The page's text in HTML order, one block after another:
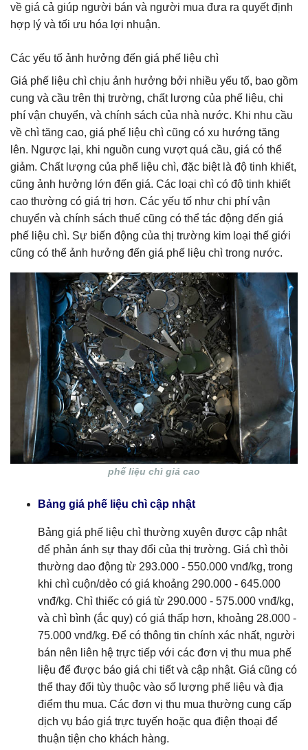
về giá cả giúp người bán và người mua đưa ra quyết định
hợp lý và tối ưu hóa lợi nhuận.
Các yếu tố ảnh hưởng đến giá phế liệu chì
Giá phế liệu chì chịu ảnh hưởng bởi nhiều yếu tố, bao gồm
cung và cầu trên thị trường, chất lượng của phế liệu, chi
phí vận chuyển, và chính sách của nhà nước. Khi nhu cầu
về chì tăng cao, giá phế liệu chì cũng có xu hướng tăng
lên. Ngược lại, khi nguồn cung vượt quá cầu, giá có thể
giảm. Chất lượng của phế liệu chì, đặc biệt là độ tinh khiết,
cũng ảnh hưởng lớn đến giá. Các loại chì có độ tinh khiết
cao thường có giá trị hơn. Các yếu tố như chi phí vận
chuyển và chính sách thuế cũng có thể tác động đến giá
phế liệu chì. Sự biến động của thị trường kim loại thế giới
cũng có thể ảnh hưởng đến giá phế liệu chì trong nước.
phế liệu chì giá cao
Bảng giá phế liệu chì cập nhật
Bảng giá phế liệu chì thường xuyên được cập nhật
để phản ánh sự thay đổi của thị trường. Giá chì thỏi
thường dao động từ 293.000 - 550.000 vnđ/kg, trong
khi chì cuộn/dẻo có giá khoảng 290.000 - 645.000
vnđ/kg. Chì thiếc có giá từ 290.000 - 575.000 vnđ/kg,
và chì bình (ắc quy) có giá thấp hơn, khoảng 28.000 -
75.000 vnđ/kg. Để có thông tin chính xác nhất, người
bán nên liên hệ trực tiếp với các đơn vị thu mua phế
liệu để được báo giá chi tiết và cập nhật. Giá cũng có
thể thay đổi tùy thuộc vào số lượng phế liệu và địa
điểm thu mua. Các đơn vị thu mua thường cung cấp
dịch vụ báo giá trực tuyến hoặc qua điện thoại để
thuận tiện cho khách hàng.